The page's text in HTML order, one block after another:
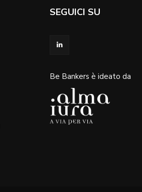
SEGUICI SU
Be Bankers è ideato da